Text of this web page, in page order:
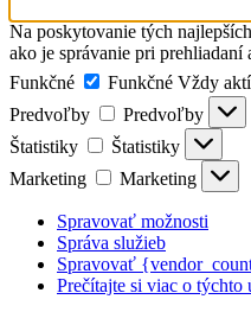
Na poskytovanie tých
ako je správanie pri
Funkčné
Funkčné Vždy
Predvoľby
Predvoľby
Štatistiky
Štatistiky
Marketing
Marketing
Spravovať možnosti
Správa služieb
Spravovať
Prečítajte si viac o týchto